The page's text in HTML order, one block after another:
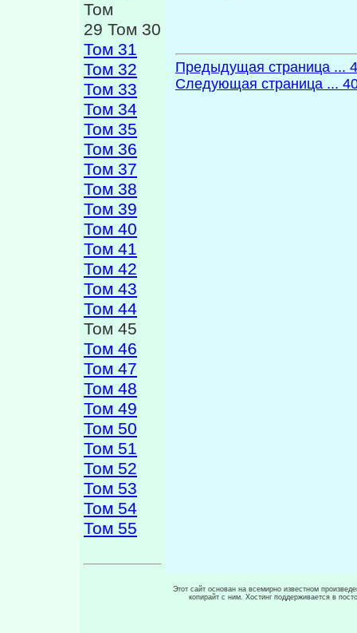
Том
29 Том 30
Том 31
Том 32
Том 33
Том 34
Том 35
Том 36
Том 37
Том 38
Том 39
Том 40
Том 41
Том 42
Том 43
Том 44
Том 45
Том 46
Том 47
Том 48
Том 49
Том 50
Том 51
Том 52
Том 53
Том 54
Том 55
Предыдущая страница ...
Следующая страница ...
Этот сайт основан на всемирно известном
копирайт с ним. Хостинг поддерживается в